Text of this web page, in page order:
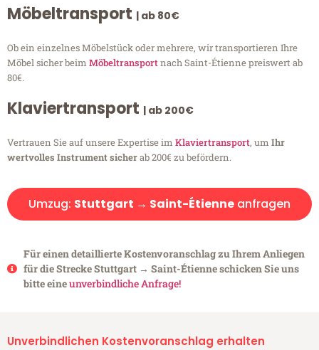
Möbeltransport | ab 80€
Ob ein einzelnes Möbelstück oder mehrere, wir transportieren Ihre
Möbel sicher beim Möbeltransportnach Saint-Étienne preiswert ab
80€.
Klaviertransport | ab 200€
Vertrauen Sie auf unsere Expertise im Klaviertransport, um Ihr
wertvolles Instrument sicherab 200€ zu befördern.
Umzug: Stuttgart → Saint-Étienne anfragen
Für einen detaillierte Kostenvoranschlag zu Ihrem Anliegen
für die Strecke Stuttgart → Saint-Étienne schicken Sie uns
bitte eineunverbindliche Anfrage!
Unverbindlichen Kostenvoranschlag erhalten